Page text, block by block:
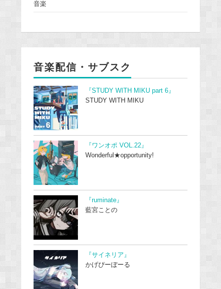
音楽
音楽配信・サブスク
『STUDY WITH MIKU part 6』
STUDY WITH MIKU
『ワンオポ VOL.22』
Wonderful★opportunity!
『ruminate』
藍宮ことの
『サイネリア』
かげぴーぼーる